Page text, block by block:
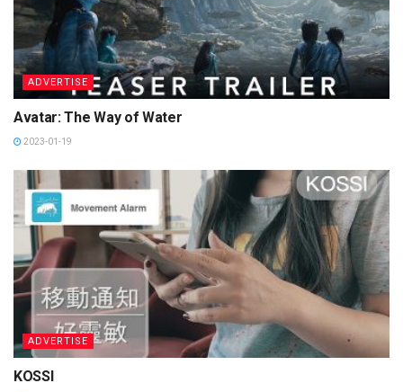
ADVERTISE
Avatar: The Way of Water
2023-01-19
ADVERTISE
KOSSI